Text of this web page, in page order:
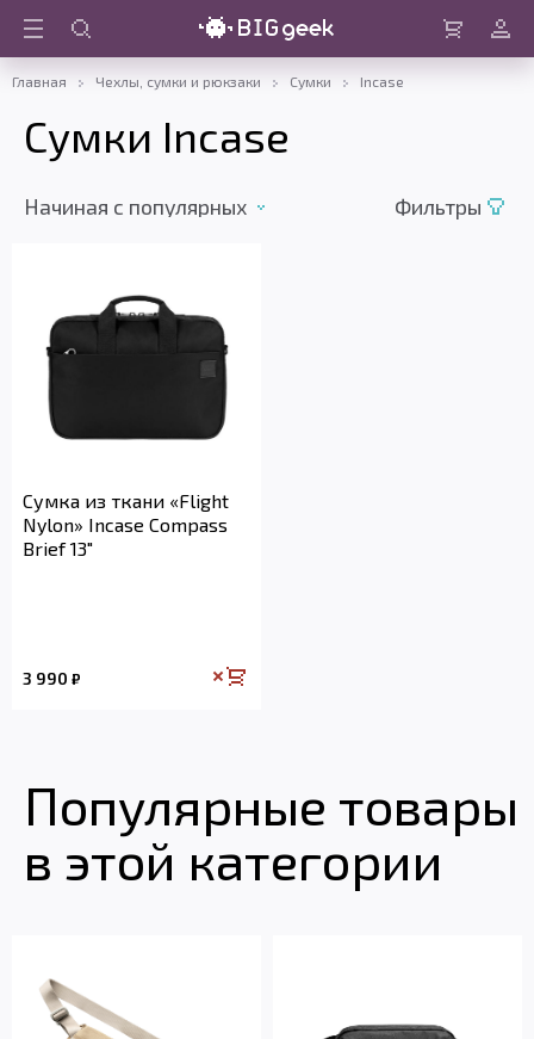
Войти
Главная Чехлы, сумки и рюкзаки Сумки Incase
Сумки Incase
Начиная c популярных Фильтры
Сумка из ткани «Flight
Nylon» Incase Compass
Brief 13"
3 990 ₽
Популярные товары
в этой категории